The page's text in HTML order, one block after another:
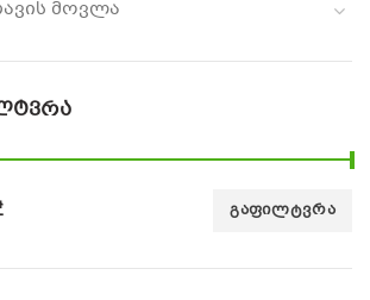
მოვლა
ᲒᲐᲤᲘᲚᲢᲕᲠᲐ